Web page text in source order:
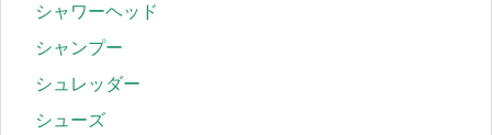
シャワーヘッド
シャンプー
シュレッダー
シューズ